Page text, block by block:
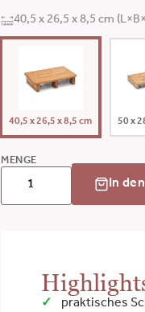
40,5 x 26,5 x 8,5 cm
40,5 x 26,5 x 8,5 cm 50 x
MENGE
In
praktisches